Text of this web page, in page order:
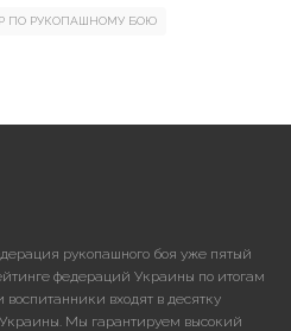
ПО РУКОПАШНОМУ БОЮ
рукопашного боя уже пятый
федераций Украины по итогам
входят в десятку
Мы гарантируем высокий